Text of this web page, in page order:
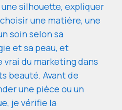
silhouette, expliquer
une matière, une
soin selon sa
et sa peau, et
vrai du marketing dans
beauté. Avant de
une pièce ou un
je vérifie la